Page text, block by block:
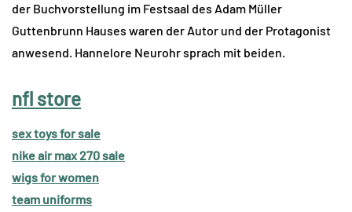
der Buchvorstellung im Festsaal des Adam Müller
Guttenbrunn Hauses waren der Autor und der Protagonist
anwesend. Hannelore Neurohr sprach mit beiden.
nfl store
sex toys for sale
nike air max 270 sale
wigs for women
team uniforms